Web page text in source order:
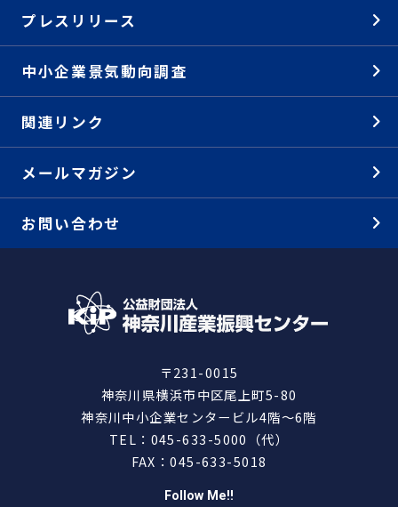
プレスリリース
中小企業景気動向調査
関連リンク
メールマガジン
お問い合わせ
〒231-0015
神奈川県横浜市中区尾上町5-80
神奈川中小企業センタービル4階～6階
TEL：045-633-5000（代）
FAX：045-633-5018
Follow Me!!